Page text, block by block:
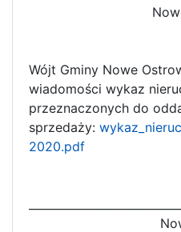
Wójt Gminy Nowe
wiadomości wykaz
przeznaczonych do
sprzedaży:
2020.pdf